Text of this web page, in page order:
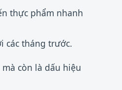
thực phẩm nhanh
các tháng trước.
còn là dấu hiệu